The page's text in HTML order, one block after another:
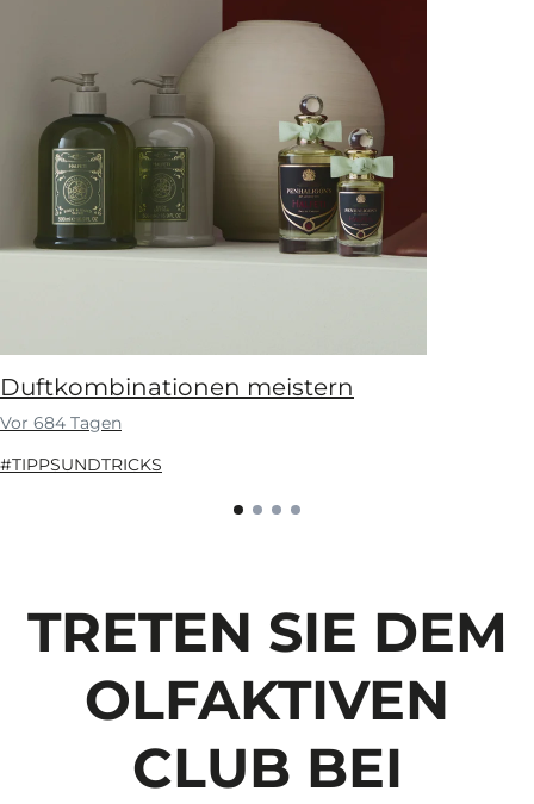
Duftkombinationen meistern
Vor 684 Tagen
#TIPPSUNDTRICKS
TRETEN SIE DEM
OLFAKTIVEN
CLUB BEI